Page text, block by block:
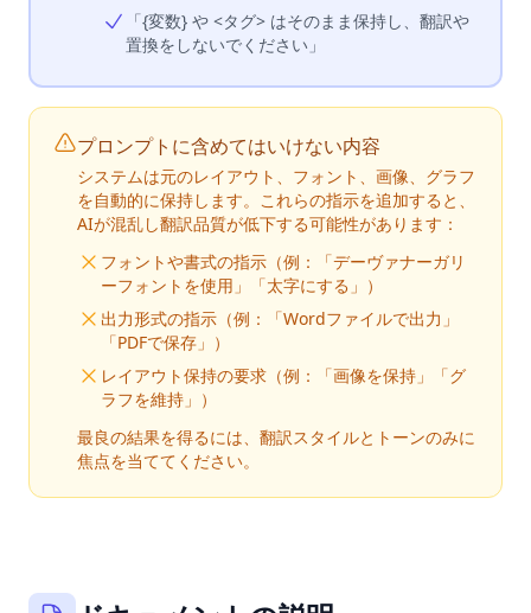
「{変数} や <タグ> はそのまま保持し、翻訳や
置換をしないでください」
プロンプトに含めてはいけない内容
システムは元のレイアウト、フォント、画像、グラフ
を自動的に保持します。これらの指示を追加すると、
AIが混乱し翻訳品質が低下する可能性があります：
フォントや書式の指示（例：「デーヴァナーガリ
ーフォントを使用」「太字にする」）
出力形式の指示（例：「Wordファイルで出力」
「PDFで保存」）
レイアウト保持の要求（例：「画像を保持」「グ
ラフを維持」）
最良の結果を得るには、翻訳スタイルとトーンのみに
焦点を当ててください。